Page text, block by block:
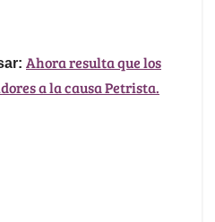
Ahora resulta que los
a la causa Petrista.